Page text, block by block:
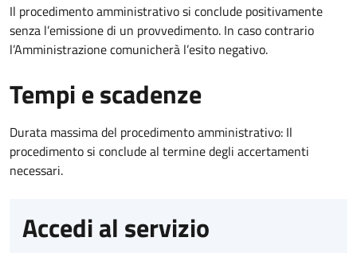
Il procedimento amministrativo si conclude positivamente
senza l’emissione di un provvedimento. In caso contrario
l’Amministrazione comunicherà l’esito negativo.
Tempi e scadenze
Durata massima del procedimento amministrativo: Il
procedimento si conclude al termine degli accertamenti
necessari.
Accedi al servizio